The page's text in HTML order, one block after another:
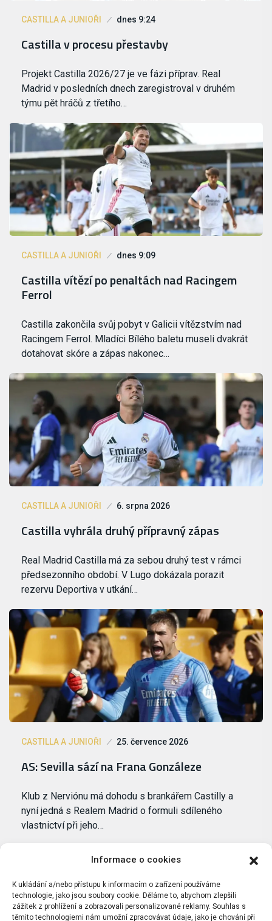
Informace o cookies
K ukládání a/nebo přístupu k informacím o zařízení používáme
technologie, jako jsou soubory cookie. Děláme to, abychom zlepšili
zážitek z prohlížení a zobrazovali personalizované reklamy. Souhlas s
těmito technologiemi nám umožní zpracovávat údaje, jako je chování při
CASTILLA A JUNIOŘI dnes 9:24
Castilla v procesu přestavby
Projekt Castilla 2026/27 je ve fázi příprav. Real
Madrid v posledních dnech zaregistroval v druhém
týmu pět hráčů z třetího…
CASTILLA A JUNIOŘI dnes 9:09
Castilla vítězí po penaltách nad Racingem
Ferrol
Castilla zakončila svůj pobyt v Galicii vítězstvím nad
Racingem Ferrol. Mladíci Bílého baletu museli dvakrát
dotahovat skóre a zápas nakonec…
CASTILLA A JUNIOŘI 6. srpna 2026
Castilla vyhrála druhý přípravný zápas
Real Madrid Castilla má za sebou druhý test v rámci
předsezonního období. V Lugo dokázala porazit
rezervu Deportiva v utkání…
CASTILLA A JUNIOŘI 25. července 2026
AS: Sevilla sází na Frana Gonzáleze
Klub z Nerviónu má dohodu s brankářem Castilly a
nyní jedná s Realem Madrid o formuli sdíleného
vlastnictví při jeho…